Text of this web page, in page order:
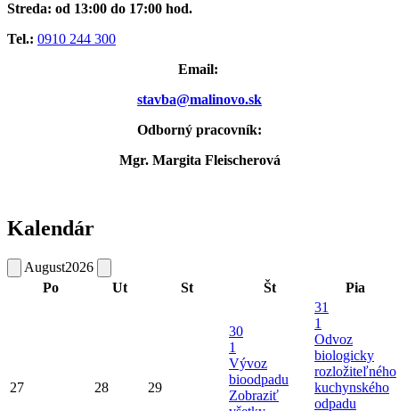
Streda: od 13:00 do 17:00 hod.
Tel.: 0910 244 300
Email:
stavba@malinovo.sk
Odborný pracovník:
Mgr. Margita Fleischerová
Kalendár
August2026
Po
Ut St Št Pia
27 28 29
30
1
Vývoz
bioodpadu
Zobraziť
31
1
Odvoz
biologicky
rozložiteľného
kuchynského
odpadu